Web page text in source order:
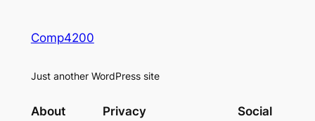
Comp4200
Just another WordPress site
About Privacy Social